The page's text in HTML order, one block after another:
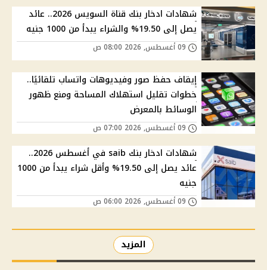
شهادات ادخار بنك قناة السويس 2026.. عائد
يصل إلى 19.50% والشراء يبدأ من 1000 جنيه
إيقاف حفظ صور وفيديوهات واتساب تلقائيًا..
خطوات تقليل استهلاك المساحة ومنع ظهور
الوسائط بالمعرض
شهادات ادخار بنك saib في أغسطس 2026..
عائد يصل إلى 19.50% وأقل شراء يبدأ من 1000
جنيه
المزيد